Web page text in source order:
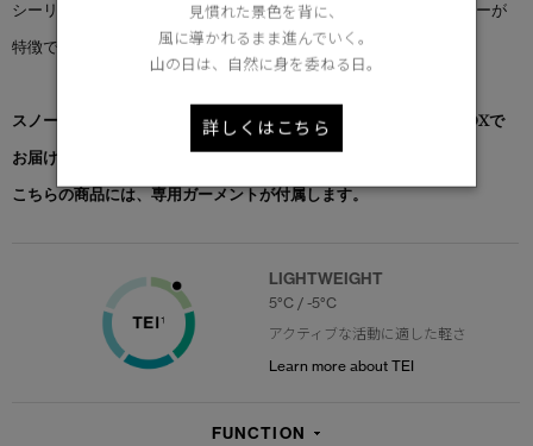
シーリング、アクアジッパー、カナダグースを象徴するリフレクターが
特徴です。
スノーグース by カナダグース コレクション対象商品は、専用のBOXで
お届けいたします。
こちらの商品には、専用ガーメントが付属します。
LIGHTWEIGHT
5°C / -5°C
アクティブな活動に適した軽さ
Learn more about TEI
FUNCTION
見慣れた景色を背に、
風に導かれるまま進んでいく。
山の日は、自然に身を委ねる日。
詳しくはこちら